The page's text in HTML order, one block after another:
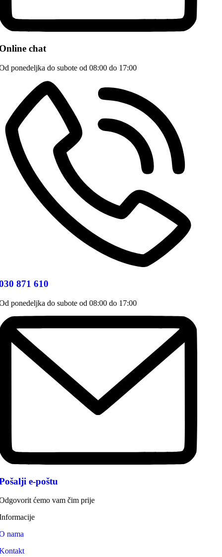
chat
ponedeljka do subote od 08:00 do 17:00
871 610
ponedeljka do subote od 08:00 do 17:00
e-poštu
ćemo vam čim prije
nama